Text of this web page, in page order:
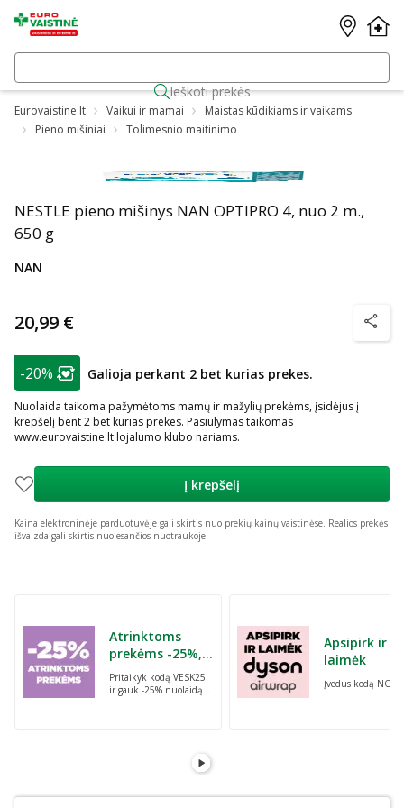
Ieškoti prekės
Eurovaistine.lt Vaikui ir mamai
Maistas kūdikiams ir vaikams
Pieno mišiniai
Tolimesnio maitinimo
NESTLE pieno mišinys NAN OPTIPRO 4, nuo 2 m.,
650 g
NAN
20,99 €
patarimas
Lojalumo klubo narių nuolaida:
-20% Galioja perkant 2 bet kurias prekes.
Nuolaida taikoma pažymėtoms mamų ir mažylių prekėms, įsidėjus į
krepšelį bent 2 bet kurias prekes. Pasiūlymas taikomas
www.eurovaistine.lt lojalumo klubo nariams.
Į krepšelį
Kaina elektroninėje parduotuvėje gali skirtis nuo prekių kainų vaistinėse. Realios prekės
išvaizda gali skirtis nuo esančios nuotraukoje.
Atrinktoms
prekėms -25%,
perkant dvi bet
kurias prekes su
Pritaikyk kodą VESK25
ir gauk -25% nuolaidą
Apsipirk ir
laimėk
Įvedus kodą